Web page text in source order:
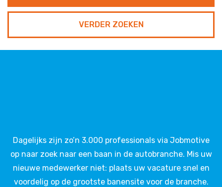
VERDER ZOEKEN
Dagelijks zijn zo’n 3.000 professionals via Jobmotive
op naar zoek naar een baan in de autobranche. Mis uw
nieuwe medewerker niet: plaats uw vacature snel en
voordelig op de grootste banensite voor de branche.